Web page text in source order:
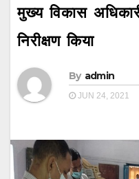
मुख्य विकास
निरीक्षण किया
By admin
JUN 24, 2021